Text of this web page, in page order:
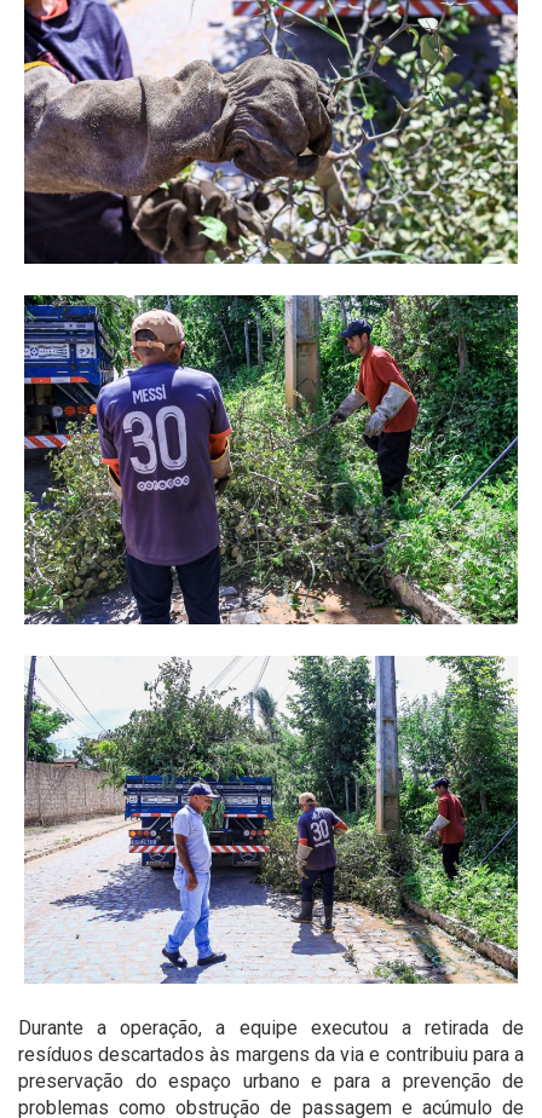
Durante a operação, a equipe executou a retirada de
resíduos descartados às margens da via e contribuiu para a
preservação do espaço urbano e para a prevenção de
problemas como obstrução de passagem e acúmulo de